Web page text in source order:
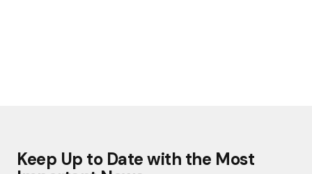
Keep Up to Date with the Most